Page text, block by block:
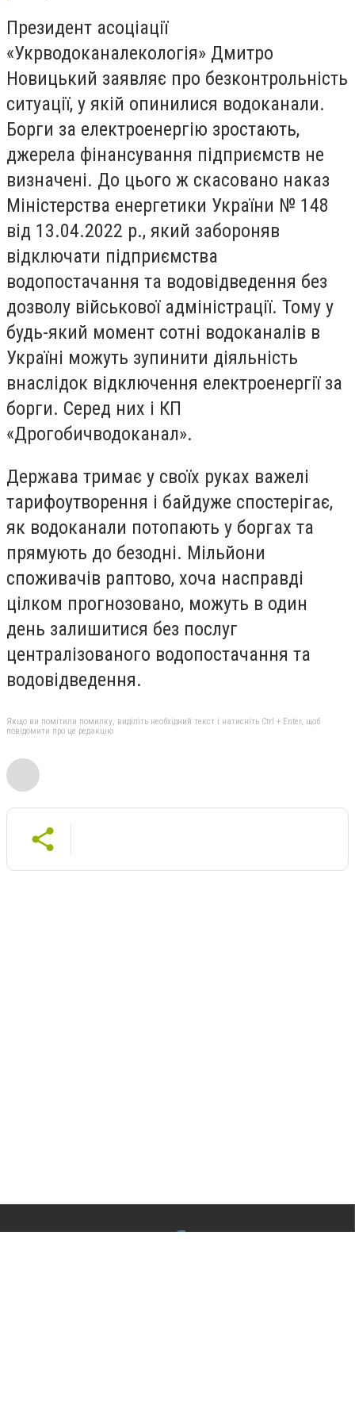
Президент асоціації
«Укрводоканалекологія» Дмитро
Новицький заявляє про безконтрольність
ситуації, у якій опинилися водоканали.
Борги за електроенергію зростають,
джерела фінансування підприємств не
визначені. До цього ж скасовано наказ
Міністерства енергетики України № 148
від 13.04.2022 р., який забороняв
відключати підприємства
водопостачання та водовідведення без
дозволу військової адміністрації. Тому у
будь-який момент сотні водоканалів в
Україні можуть зупинити діяльність
внаслідок відключення електроенергії за
борги. Серед них і КП
«Дрогобичводоканал».
Держава тримає у своїх руках важелі
тарифоутворення і байдуже спостерігає,
як водоканали потопають у боргах та
прямують до безодні. Мільйони
споживачів раптово, хоча насправді
цілком прогнозовано, можуть в один
день залишитися без послуг
централізованого водопостачання та
водовідведення.
Якщо ви помітили помилку, виділіть необхідний текст і натисніть Ctrl + Enter, щоб
повідомити про це редакцію